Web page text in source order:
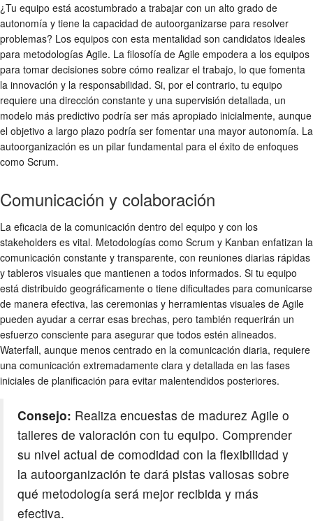
¿Tu equipo está acostumbrado a trabajar con un alto grado de
autonomía y tiene la capacidad de autoorganizarse para resolver
problemas? Los equipos con esta mentalidad son candidatos ideales
para metodologías Agile. La filosofía de Agile empodera a los equipos
para tomar decisiones sobre cómo realizar el trabajo, lo que fomenta
la innovación y la responsabilidad. Si, por el contrario, tu equipo
requiere una dirección constante y una supervisión detallada, un
modelo más predictivo podría ser más apropiado inicialmente, aunque
el objetivo a largo plazo podría ser fomentar una mayor autonomía. La
autoorganización es un pilar fundamental para el éxito de enfoques
como Scrum.
Comunicación y colaboración
La eficacia de la comunicación dentro del equipo y con los
stakeholders es vital. Metodologías como Scrum y Kanban enfatizan la
comunicación constante y transparente, con reuniones diarias rápidas
y tableros visuales que mantienen a todos informados. Si tu equipo
está distribuido geográficamente o tiene dificultades para comunicarse
de manera efectiva, las ceremonias y herramientas visuales de Agile
pueden ayudar a cerrar esas brechas, pero también requerirán un
esfuerzo consciente para asegurar que todos estén alineados.
Waterfall, aunque menos centrado en la comunicación diaria, requiere
una comunicación extremadamente clara y detallada en las fases
iniciales de planificación para evitar malentendidos posteriores.
Consejo: Realiza encuestas de madurez Agile o
talleres de valoración con tu equipo. Comprender
su nivel actual de comodidad con la flexibilidad y
la autoorganización te dará pistas valiosas sobre
qué metodología será mejor recibida y más
efectiva.